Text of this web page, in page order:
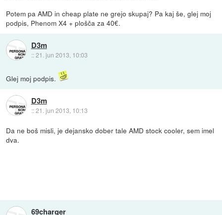
Potem pa AMD in cheap plate ne grejo skupaj? Pa kaj še, glej moj
podpis, Phenom X4 + plošča za 40€.
D3m
::21. jun 2013, 10:03
Glej moj podpis.
D3m
::21. jun 2013, 10:13
Da ne boš misli, je dejansko dober tale AMD stock cooler, sem imel
dva.
69charger